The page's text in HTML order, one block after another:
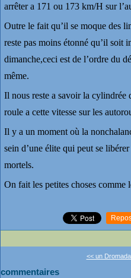
arrêter a 171 ou 173 km/H sur
Outre le fait qu’il se moque des
reste pas moins étonné qu’il soit
dimanche,ceci est de l’ordre du
même.
Il nous reste a savoir la cylindrée
roule a cette vitesse sur les
Il y a un moment où la
sein d’une élite qui peut se
mortels.
On fait les petites choses comme
<< un
commentaires